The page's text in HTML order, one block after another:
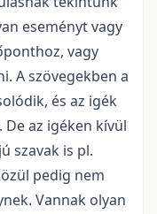
eseményt vagy
vagy
A szövegekben a
és az igék
az igéken kívül
szavak is pl.
pedig nem
Vannak olyan